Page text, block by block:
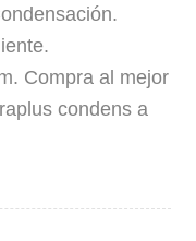
Compra al mejor
condens a